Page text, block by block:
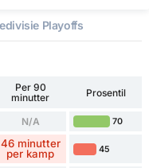
Playoffs
Per 90
minutter
Prosentil
N/A 70
46 minutter
per kamp
45